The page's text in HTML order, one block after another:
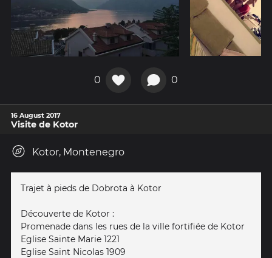
0 0
16 August 2017
Visite de Kotor
Kotor, Montenegro
Trajet à pieds de Dobrota à Kotor
Découverte de Kotor :
Promenade dans les rues de la ville fortifiée de Kotor
Eglise Sainte Marie 1221
Eglise Saint Nicolas 1909